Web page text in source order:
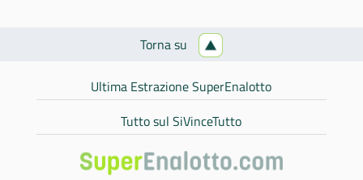
Torna su
Ultima Estrazione SuperEnalotto
Tutto sul SiVinceTutto